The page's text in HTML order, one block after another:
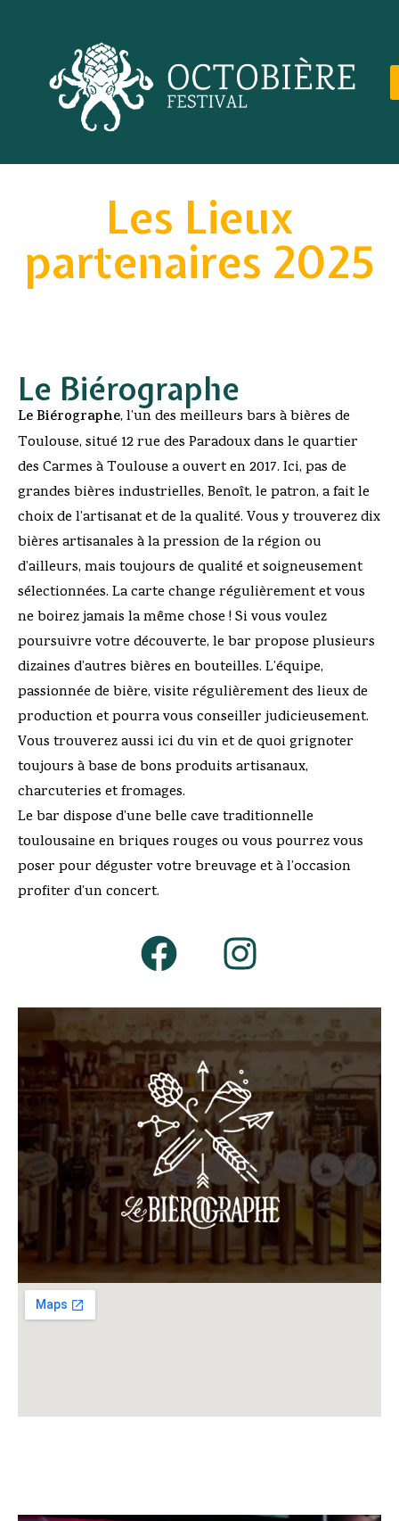
Les Lieux
partenaires 2025
Le Biérographe
Le Biérographe, l’un des meilleurs bars à bières de
Toulouse, situé 12 rue des Paradoux dans le quartier
des Carmes à Toulouse a ouvert en 2017. Ici, pas de
grandes bières industrielles, Benoît, le patron, a fait le
choix de l’artisanat et de la qualité. Vous y trouverez dix
bières artisanales à la pression de la région ou
d’ailleurs, mais toujours de qualité et soigneusement
sélectionnées. La carte change régulièrement et vous
ne boirez jamais la même chose ! Si vous voulez
poursuivre votre découverte, le bar propose plusieurs
dizaines d’autres bières en bouteilles. L’équipe,
passionnée de bière, visite régulièrement des lieux de
production et pourra vous conseiller judicieusement.
Vous trouverez aussi ici du vin et de quoi grignoter
toujours à base de bons produits artisanaux,
charcuteries et fromages.
Le bar dispose d’une belle cave traditionnelle
toulousaine en briques rouges ou vous pourrez vous
poser pour déguster votre breuvage et à l’occasion
profiter d’un concert.